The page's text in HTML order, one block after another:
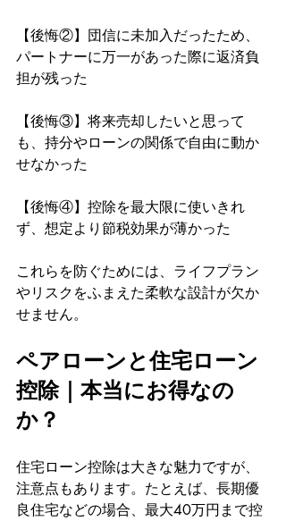
【後悔②】団信に未加入だったため、
パートナーに万一があった際に返済負
担が残った
【後悔③】将来売却したいと思って
も、持分やローンの関係で自由に動か
せなかった
【後悔④】控除を最大限に使いきれ
ず、想定より節税効果が薄かった
これらを防ぐためには、ライフプラン
やリスクをふまえた柔軟な設計が欠か
せません。
ペアローンと住宅ローン
控除｜本当にお得なの
か？
住宅ローン控除は大きな魅力ですが、
注意点もあります。たとえば、長期優
良住宅などの場合、最大40万円まで控